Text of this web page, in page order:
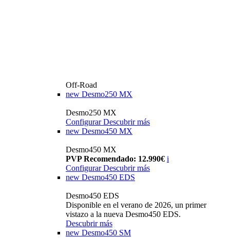
Off-Road
new Desmo250 MX
Desmo250 MX
Configurar Descubrir más
new Desmo450 MX
Desmo450 MX
PVP Recomendado: 12.990€ i
Configurar Descubrir más
new Desmo450 EDS
Desmo450 EDS
Disponible en el verano de 2026, un primer
vistazo a la nueva Desmo450 EDS.
Descubrir más
new Desmo450 SM